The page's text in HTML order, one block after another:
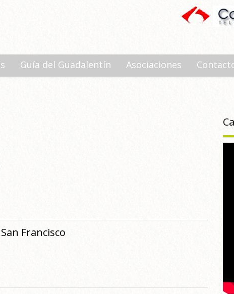
Guía del Guadalentín Asociaciones
Francisco